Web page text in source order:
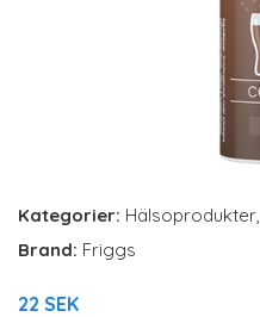
Kategorier: Hälsoprodukter,
Brand: Friggs
22 SEK